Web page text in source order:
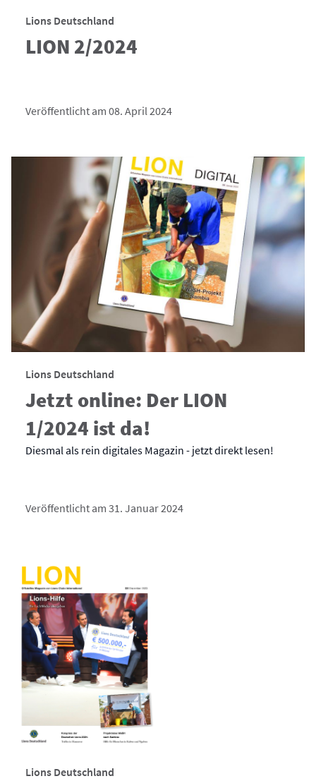
Lions Deutschland
LION 2/2024
Veröffentlicht am 08. April 2024
Lions Deutschland
Jetzt online: Der LION
1/2024 ist da!
Diesmal als rein digitales Magazin - jetzt direkt lesen!
Veröffentlicht am 31. Januar 2024
Lions Deutschland